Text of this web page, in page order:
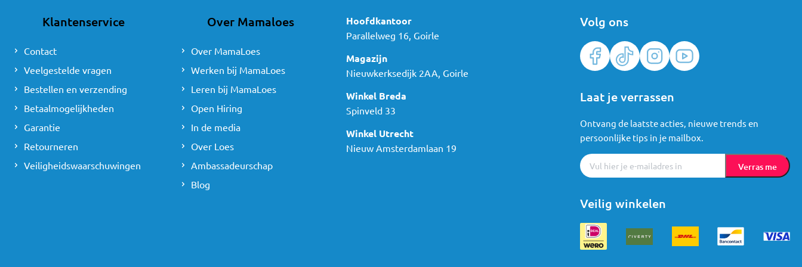
Klantenservice
Contact
Veelgestelde vragen
Bestellen en verzending
Betaalmogelijkheden
Garantie
Retourneren
Veiligheidswaarschuwingen
Over Mamaloes
Over MamaLoes
Werken bij MamaLoes
Leren bij MamaLoes
Open Hiring
In de media
Over Loes
Ambassadeurschap
Blog
Hoofdkantoor
Parallelweg 16, Goirle
Magazijn
Nieuwkerksedijk 2AA, Goirle
Winkel Breda
Spinveld 33
Winkel Utrecht
Nieuw Amsterdamlaan 19
Volg ons
Veilig winkelen
Laat je verrassen
Ontvang de laatste acties, nieuwe trends en
persoonlijke tips in je mailbox.
Verras me